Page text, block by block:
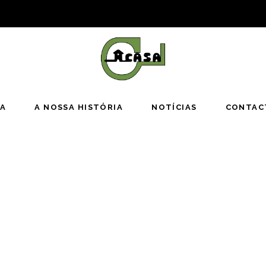
A NOSSA HISTÓRIA NOTÍCIAS